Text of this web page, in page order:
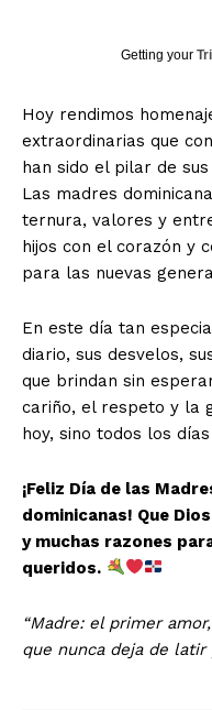
Getting your
Hoy rendimos
extraordinarias que
han sido el pilar de
Las madres
ternura, valores y
hijos con el corazón y
para las nuevas
En este día tan
diario, sus desvelos,
que brindan sin
cariño, el respeto y la
hoy, sino todos los
¡Feliz Día de las
dominicanas! Que
y muchas razones
queridos.
“Madre: el primer
que nunca deja de latir